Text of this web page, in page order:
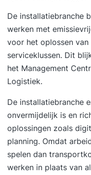
De installatiebranche
werken met
voor het oplossen
serviceklussen. Dit
het Management
Logistiek.
De installatiebranche
onvermijdelijk is en
oplossingen zoals
planning. Omdat
spelen dan
werken in plaats van